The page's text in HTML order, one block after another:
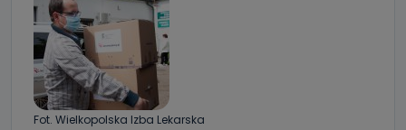
Fot. Wielkopolska Izba Lekarska